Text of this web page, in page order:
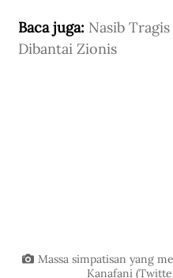
Baca juga: Nasib
Dibantai Zionis
Massa simpatisan yang
Kanafani